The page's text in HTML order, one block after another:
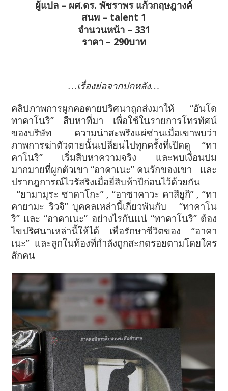
ผู้แปล – ผศ.ดร. พัชราพร แก้วกฤษฎางค์
สนพ – talent 1
จำนวนหน้า – 331
ราคา – 290บาท
…เรื่องย่อจากปกหลัง…
คลิปภาพการผูกคอตายปริศนาถูกส่งมาให้ “อันโด
ทาคาโนริ” สืบหาที่มา เพื่อใช้ในรายการโทรทัศน์
ของบริษัท ความน่าสะพรึงแผ่ซ่านเมื่อเขาพบว่า
ภาพการฆ่าตัวตายนั้นเปลี่ยนไปทุกครั้งที่เปิดดู “ทา
คาโนริ” เริ่มสืบหาความจริง และพบเงื่อนปม
มากมายที่ผูกตัวเขา “อาคาเนะ” คนรักของเขา และ
ปรากฎการณ์ไวรัสริงเมื่อยี่สิบห้าปีก่อนไว้ด้วยกัน
“ยามามุระ ซาดาโกะ” , “อาซาคาวะ คาสึยูกิ” , “ทา
คายามะ ริวจิ” บุคคลเหล่านี้เกี่ยวพันกับ “ทาคาโน
ริ” และ “อาคาเนะ” อย่างไรกันแน่ “ทาคาโนริ” ต้อง
ไขปริศนาเหล่านี้ให้ได้ เพื่อรักษาซีวิตของ “อาคา
เนะ” และลูกในท้องที่กำลังถูกสะกดรอยตามโดยใคร
สักคน